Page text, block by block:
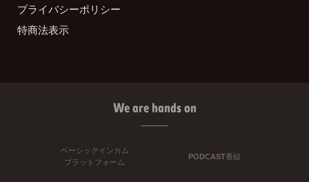
プライバシーポリシー
特商法表示
We are hands on
ベーシックインカム
プラットフォーム
PODCAST番組